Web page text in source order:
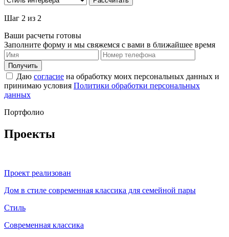
Шаг 2 из 2
Ваши расчеты готовы
Заполните форму и мы свяжемся с вами в ближайшее время
Получить
Даю согласие на обработку моих персональных данных и
принимаю условия Политики обработки персональных
данных
Портфолио
Проекты
Проект реализован
Дом в стиле современная классика для семейной пары
Стиль
Современная классика